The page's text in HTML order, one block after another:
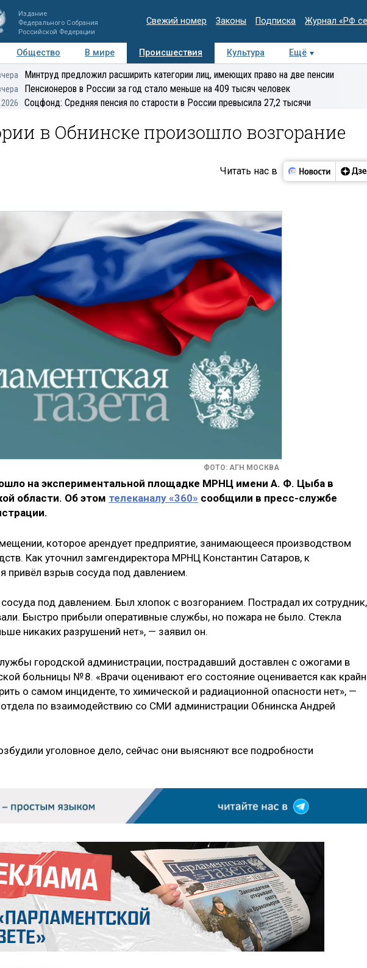
Издание
Федерального Собрания
Российской Федерации
Свежий номер Законы Подписка Журнал «РФ
Общество В мире Происшествия Культура
Ещё
Регионы Медиацентр Интервью Колумнисты
Минтруд предложил расширить категории лиц, имеющих право на две пенсии
Пенсионеров в России за год стало меньше на 409 тысяч человек
Соцфонд: Средняя пенсия по старости в России превысила 27,2 тысячи
в Обнинске произошло возгорание
Читать нас в
ФОТО: АГН МОСКВА
на экспериментальной площадке МРНЦ имени А. Ф. Цыба в
области. Об этом телеканалу «360» сообщили в пресс-службе
которое арендует предприятие, занимающееся производством
Как уточнил замгендиректора МРНЦ Константин Сатаров, к
привёл взрыв сосуда под давлением.
под давлением. Был хлопок с возгоранием. Пострадал их сотрудник,
Быстро прибыли оперативные службы, но пожара не было. Стекла
никаких разрушений нет», — заявил он.
городской администрации, пострадавший доставлен с ожогами в
больницы № 8. «Врачи оценивают его состояние оценивается как
о самом инциденте, то химической и радиационной опасности нет», —
отдела по взаимодействию со СМИ администрации Обнинска Андрей
уголовное дело, сейчас они выясняют все подробности